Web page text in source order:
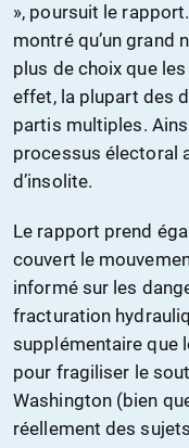
», poursuit le
montré qu’un grand
plus de choix que
effet, la plupart des
partis multiples.
processus électoral
d’insolite.
Le rapport prend
couvert le
informé sur les
fracturation
supplémentaire que
pour fragiliser le
Washington (bien
réellement des